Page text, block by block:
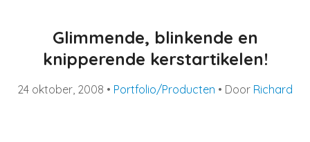
Glimmende, blinkende en
knipperende kerstartikelen!
24 oktober, 2008 • Portfolio/Producten • Door Richard